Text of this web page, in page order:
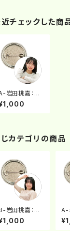
チェックした商
岩田桃嘉：缶
ッチ
カテゴリの商品
岩田桃嘉：缶
ッチ
A-
チ